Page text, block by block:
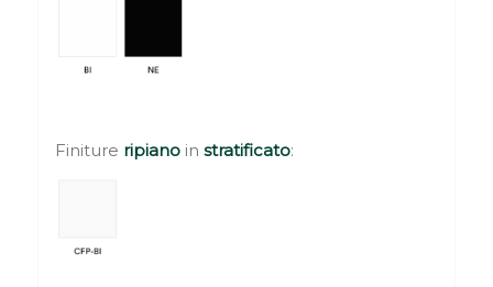
Finiture ripiano in stratificato: